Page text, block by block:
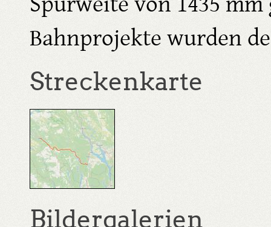
Bahnprojekte wurden
Streckenkarte
Bildergalerien